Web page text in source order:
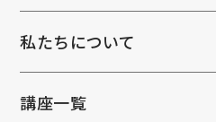
私たちについて
講座一覧